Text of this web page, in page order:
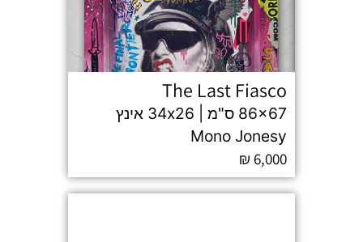
The Last Fiasco
86x67 ס"מ | 34x26 אינץ
Mono Jonesy
₪ 6,000